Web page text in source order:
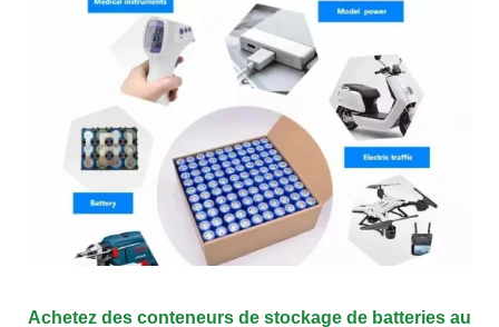
Achetez des conteneurs de stockage de batteries au